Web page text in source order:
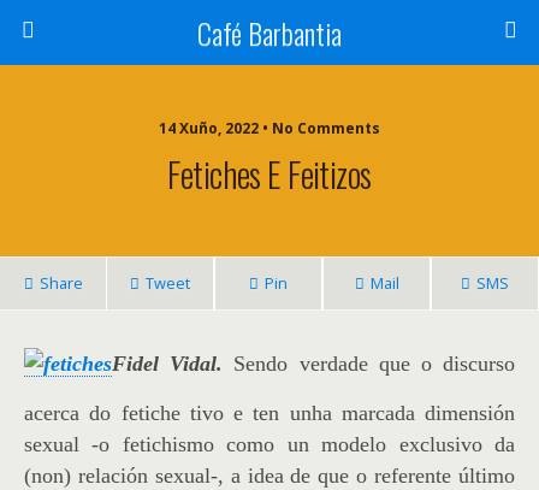
Café Barbantia
14 Xuño, 2022 • No Comments
Fetiches E Feitizos
Share Tweet Pin Mail SMS
Fidel Vidal. Sendo verdade que o discurso
acerca do fetiche tivo e ten unha marcada dimensión
sexual -o fetichismo como un modelo exclusivo da
(non) relación sexual-, a idea de que o referente último